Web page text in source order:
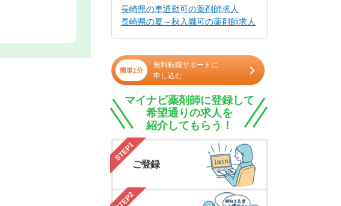
長崎県の車通勤可の薬剤師求人
長崎県の夏～秋入職可の薬剤師求人
簡単1分
無料転職サポートに
申し込む
マイナビ薬剤師に登録して
希望通りの求人を
紹介してもらう！
STEP1
ご登録
STEP2